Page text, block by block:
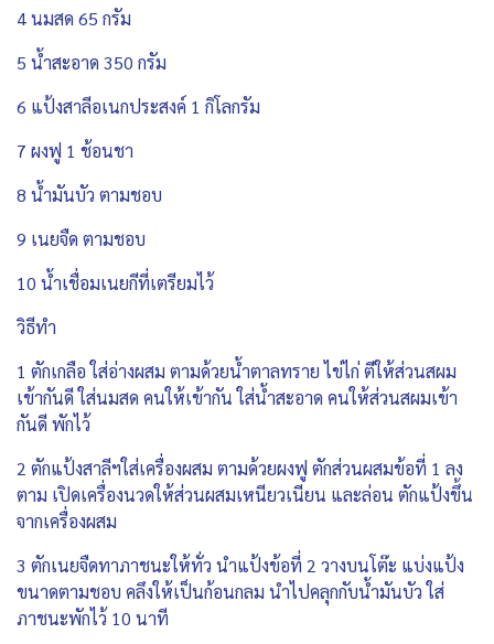
4 นมสด 65 กรัม
5 น้ำสะอาด 350 กรัม
6 แป้งสาลีอเนกประสงค์ 1 กิโลกรัม
7 ผงฟู 1 ช้อนชา
8 น้ำมันบัว ตามชอบ
9 เนยจืด ตามชอบ
10 น้ำเชื่อมเนยกีที่เตรียมไว้
วิธีทำ
1 ตักเกลือ ใส่อ่างผสม ตามด้วยน้ำตาลทราย ไข่ไก่ ตีให้ส่วนสผม
เข้ากันดี ใส่นมสด คนให้เข้ากัน ใส่น้ำสะอาด คนให้ส่วนสผมเข้า
กันดี พักไว้
2 ตักแป้งสาลีฯใส่เครื่องผสม ตามด้วยผงฟู ตักส่วนผสมข้อที่ 1 ลง
ตาม เปิดเครื่องนวดให้ส่วนผสมเหนียวเนียน และล่อน ตักแป้งขึ้น
จากเครื่องผสม
3 ตักเนยจืดทาภาชนะให้ทั่ว นำแป้งข้อที่ 2 วางบนโต๊ะ แบ่งแป้ง
ขนาดตามชอบ คลึงให้เป็นก้อนกลม นำไปคลุกกับน้ำมันบัว ใส่
ภาชนะพักไว้ 10 นาที